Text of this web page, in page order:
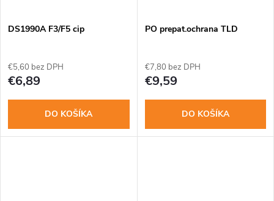
o
v
o
DS1990A F3/F5 cip
€5,60 bez DPH
€6,89
DO KOŠÍKA
PO prepat.ochrana TLD
€7,80 bez DPH
€9,59
DO KOŠÍKA